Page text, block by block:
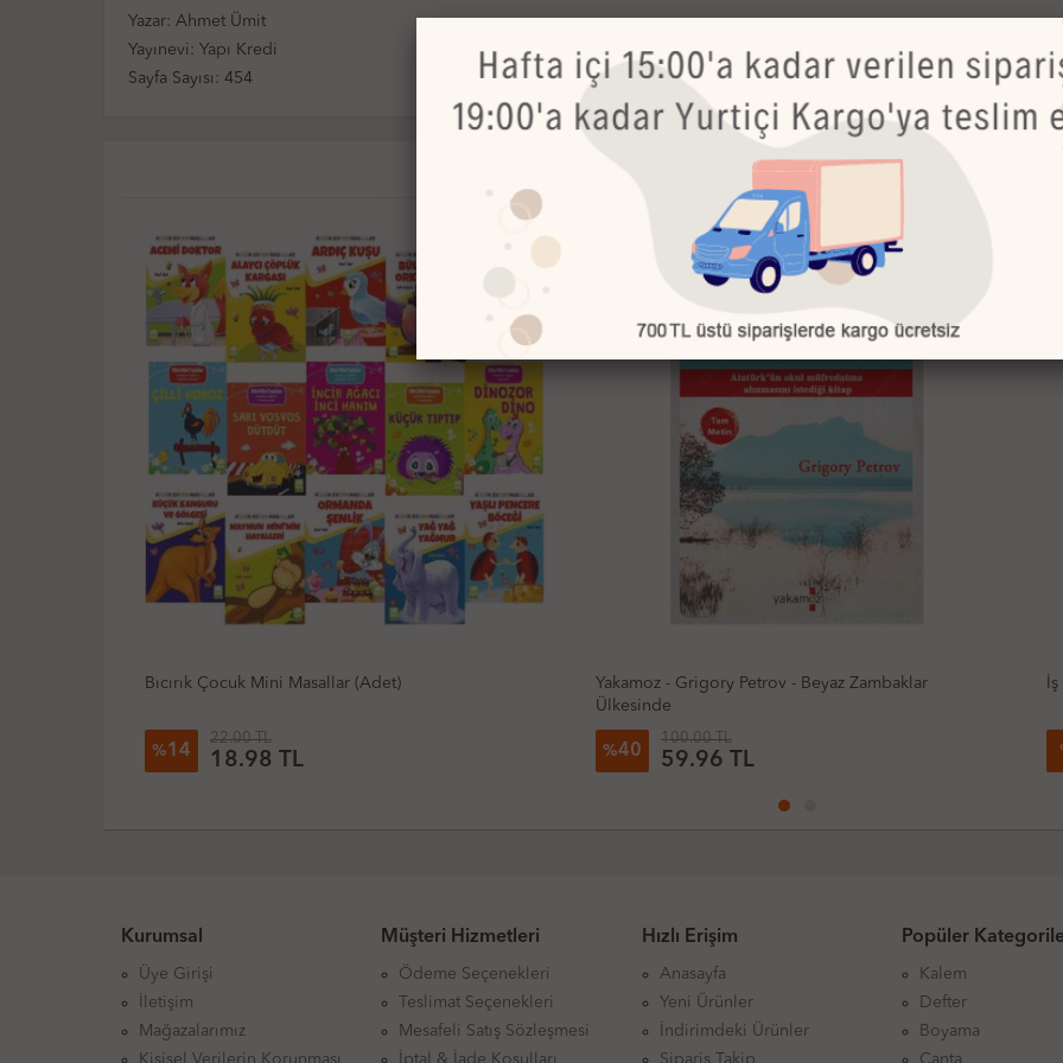
Yazar: Ahmet Ümit
Yayınevi: Yapı Kredi
Sayfa Sayısı: 454
Bu Ürünler de İlginizi Çekebilir
Yakamoz - Grigory Petrov - Beyaz Zambaklar
%40
100.00 TL
59.96 TL
İş Kültür - George Orwell - 1984
%2
148.00 TL
144.86 TL
Kurumsal
Üye Girişi
İletişim
Mağazalarımız
Müşteri Hizmetleri
Ödeme Seçenekleri
Teslimat Seçenekleri
Mesafeli Satış Sözleşmesi
Hızlı Erişim
Anasayfa
Yeni Ürünler
İndirimdeki Ürünler
Popüler
Kalem
Defter
Boyama